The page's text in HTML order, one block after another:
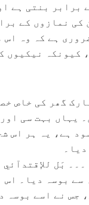
6 ماہ، 20 دن کی نمازوں کے برابر بنتی ہے
سال، 9 مہینے اور دس دن کی نمازوں کے
ہے کہ وہ اس
کیونکہ نیکیوں
گھر کی خاص
یہاں بہت سی اور
ہے، یہ ہر اس
بَل للإقتدآئي
سے بوسہ دیا۔ اس
جس نے اسے بوسہ